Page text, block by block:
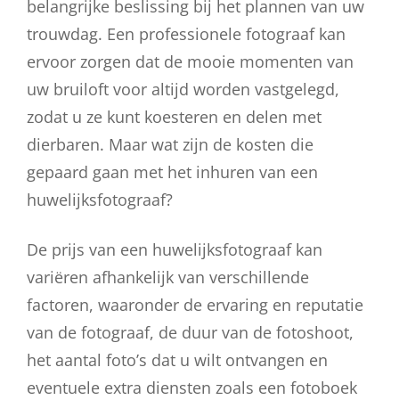
belangrijke beslissing bij het plannen van uw
trouwdag. Een professionele fotograaf kan
ervoor zorgen dat de mooie momenten van
uw bruiloft voor altijd worden vastgelegd,
zodat u ze kunt koesteren en delen met
dierbaren. Maar wat zijn de kosten die
gepaard gaan met het inhuren van een
huwelijksfotograaf?
De prijs van een huwelijksfotograaf kan
variëren afhankelijk van verschillende
factoren, waaronder de ervaring en reputatie
van de fotograaf, de duur van de fotoshoot,
het aantal foto’s dat u wilt ontvangen en
eventuele extra diensten zoals een fotoboek